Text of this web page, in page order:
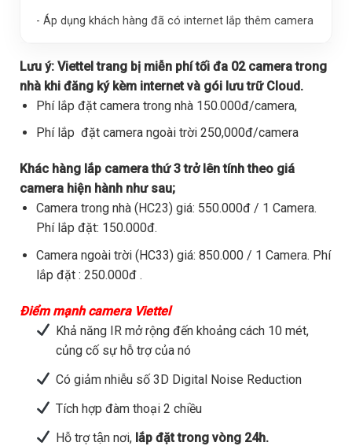
- Áp dụng khách hàng đã có internet lắp thêm camera
Lưu ý: Viettel trang bị miễn phí tối đa 02 camera trong
nhà khi đăng ký kèm internet và gói lưu trữ Cloud.
Phí lắp đặt camera trong nhà 150.000đ/camera,
Phí lắp đặt camera ngoài trời 250,000đ/camera
Khác hàng lắp camera thứ 3 trở lên tính theo giá
camera hiện hành như sau;
Camera trong nhà (HC23) giá: 550.000đ / 1 Camera.
Phí lắp đặt: 150.000đ.
Camera ngoài trời (HC33) giá: 850.000 / 1 Camera. Phí
lắp đặt : 250.000đ .
Điểm mạnh camera Viettel
Khả năng IR mở rộng đến khoảng cách 10 mét,
củng cố sự hỗ trợ của nó
Có giảm nhiễu số 3D Digital Noise Reduction
Tích hợp đàm thoại 2 chiều
Hỗ trợ tận nơi,lắp đặt trong vòng 24h.